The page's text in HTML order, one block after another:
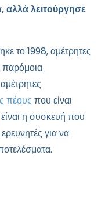
αλλά λειτούργησε
το 1998, αμέτρητες
παρόμοια
πέους που είναι
είναι η συσκευή που
για να